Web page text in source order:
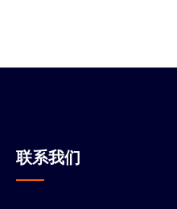
联系我们